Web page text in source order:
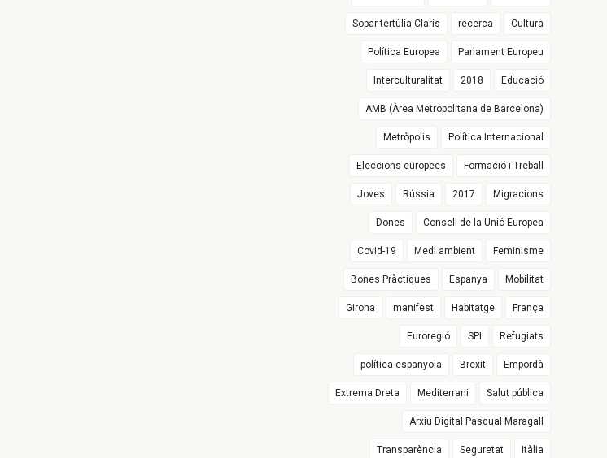
Sopar-tertúlia Claris recerca Cultura
Política Europea Parlament Europeu
Interculturalitat 2018 Educació
AMB (Àrea Metropolitana de Barcelona)
Metròpolis Política Internacional
Eleccions europees Formació i Treball
Joves Rússia 2017 Migracions
Dones Consell de la Unió Europea
Covid-19 Medi ambient Feminisme
Bones Pràctiques Espanya Mobilitat
Girona manifest Habitatge França
Euroregió SPI Refugiats
política espanyola Brexit Empordà
Extrema Dreta Mediterrani Salut pública
Arxiu Digital Pasqual Maragall
Transparència Seguretat Itàlia